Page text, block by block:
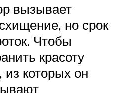
вызывает
но срок
Чтобы
красоту
из которых он